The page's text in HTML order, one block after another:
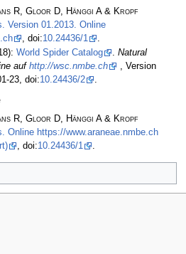
R, Gloor D, Hänggi A & Kropf
Version 01.2013. Online
, doi:10.24436/1
World Spider Catalog . Natural
auf http://wsc.nmbe.ch
, Version
23, doi:10.24436/2 .
R, Gloor D, Hänggi A & Kropf
Online https://www.araneae.nmbe.ch
, doi:10.24436/1 .